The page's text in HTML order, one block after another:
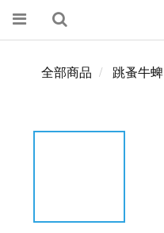
全部商品 跳蚤牛蜱